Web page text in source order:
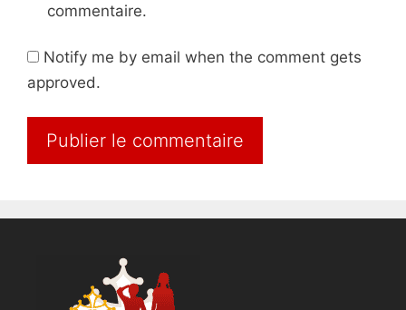
commentaire.
Notify me by email when the comment gets
approved.